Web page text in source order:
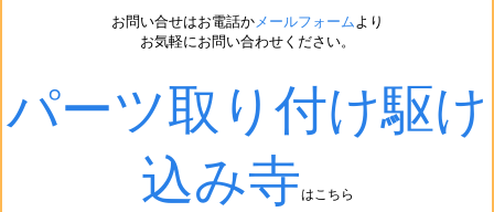
お問い合せはお電話かメールフォームより
お気軽にお問い合わせください。
パーツ取り付け駆け
込み寺はこちら